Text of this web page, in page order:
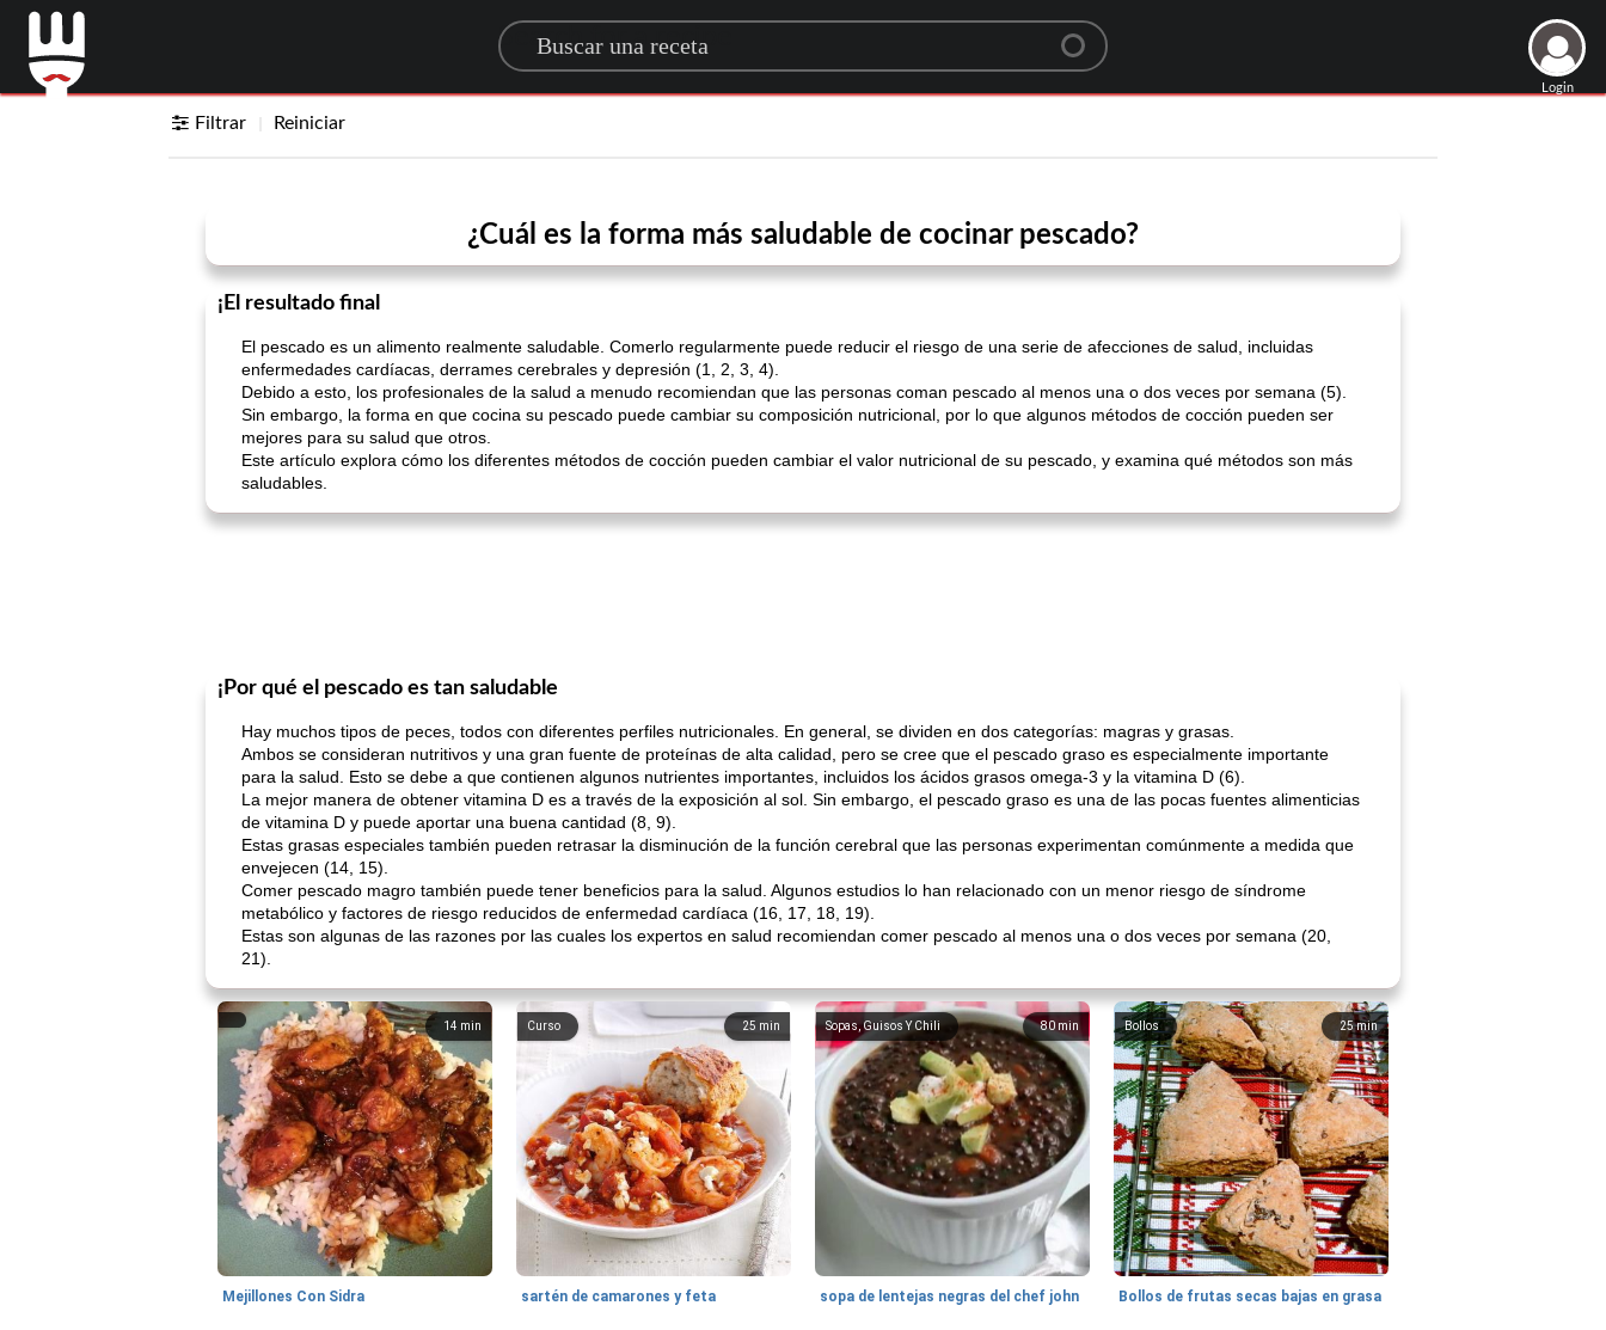
Search for a recipe
Login
Filtrar Reiniciar
¿Cuál es la forma más saludable de cocinar pescado?
¡El resultado final
El pescado es un alimento realmente saludable. Comerlo regularmente puede reducir el riesgo de una serie de afecciones de salud, incluidas
enfermedades cardíacas, derrames cerebrales y depresión (1, 2, 3, 4).
Debido a esto, los profesionales de la salud a menudo recomiendan que las personas coman pescado al menos una o dos veces por semana (5).
Sin embargo, la forma en que cocina su pescado puede cambiar su composición nutricional, por lo que algunos métodos de cocción pueden ser
mejores para su salud que otros.
Este artículo explora cómo los diferentes métodos de cocción pueden cambiar el valor nutricional de su pescado, y examina qué métodos son más
saludables.
¡Por qué el pescado es tan saludable
Hay muchos tipos de peces, todos con diferentes perfiles nutricionales. En general, se dividen en dos categorías: magras y grasas.
Ambos se consideran nutritivos y una gran fuente de proteínas de alta calidad, pero se cree que el pescado graso es especialmente importante
para la salud. Esto se debe a que contienen algunos nutrientes importantes, incluidos los ácidos grasos omega-3 y la vitamina D (6).
La mejor manera de obtener vitamina D es a través de la exposición al sol. Sin embargo, el pescado graso es una de las pocas fuentes alimenticias
de vitamina D y puede aportar una buena cantidad (8, 9).
Estas grasas especiales también pueden retrasar la disminución de la función cerebral que las personas experimentan comúnmente a medida que
envejecen (14, 15).
Comer pescado magro también puede tener beneficios para la salud. Algunos estudios lo han relacionado con un menor riesgo de síndrome
metabólico y factores de riesgo reducidos de enfermedad cardíaca (16, 17, 18, 19).
Estas son algunas de las razones por las cuales los expertos en salud recomiendan comer pescado al menos una o dos veces por semana (20,
21).
14 min
Mejillones Con Sidra
25 min
Curso
sartén de camarones y feta
80 min
Sopas, Guisos Y Chili
sopa de lentejas negras del chef john
25min
Bollos
Bollos de frutas secas bajas en grasa